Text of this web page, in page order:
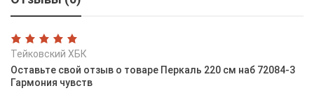
Тейковский ХБК
Оставьте свой отзыв о товаре Перкаль 220 см наб 72084-3
Гармония чувств